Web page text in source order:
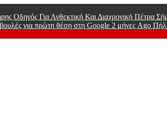
Οδηγός Για Ανθεκτική Και Διαχρονική Πέτρα
για πρώτη θέση στη Google 2 μήνες Ago